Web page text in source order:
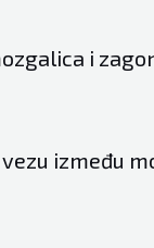
i
između